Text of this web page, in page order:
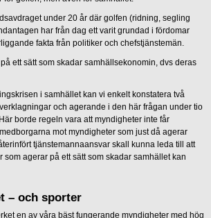
under 20 år där golfen (ridning, segling
har från dag ett varit grundad i fördomar
fakta från politiker och chefstjänstemän.
ett sätt som skadar samhällsekonomin, dvs deras
i samhället kan vi enkelt konstatera två
och agerande i den här frågan under tio
borde regeln vara att myndigheter inte får
mot myndigheter som just då agerar
tjänstemannaansvar skall kunna leda till att
som agerar på ett sätt som skadar samhället kan
– och sporter
en av våra bäst fungerande myndigheter med hög